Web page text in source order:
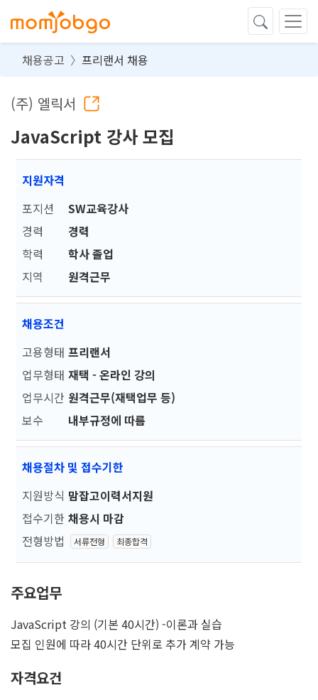
채용공고 프리랜서 채용
(주) 엘릭서
JavaScript 강사 모집
지원자격
포지션
SW교육강사
경력
경력
학력
학사 졸업
지역
원격근무
채용조건
고용형태 프리랜서
업무형태 재택 - 온라인 강의
업무시간 원격근무(재택업무 등)
보수
내부규정에 따름
채용절차 및 접수기한
지원방식 맘잡고이력서지원
접수기한 채용시 마감
전형방법
서류전형 최종합격
주요업무
JavaScript 강의 (기본 40시간) -이론과 실습
모집 인원에 따라 40시간 단위로 추가 계약 가능
자격요건